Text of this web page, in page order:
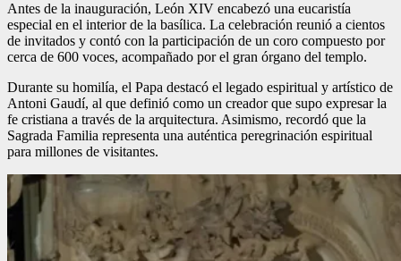
Antes de la inauguración, León XIV encabezó una eucaristía
especial en el interior de la basílica. La celebración reunió a cientos
de invitados y contó con la participación de un coro compuesto por
cerca de 600 voces, acompañado por el gran órgano del templo.
Durante su homilía, el Papa destacó el legado espiritual y artístico de
Antoni Gaudí, al que definió como un creador que supo expresar la
fe cristiana a través de la arquitectura. Asimismo, recordó que la
Sagrada Familia representa una auténtica peregrinación espiritual
para millones de visitantes.